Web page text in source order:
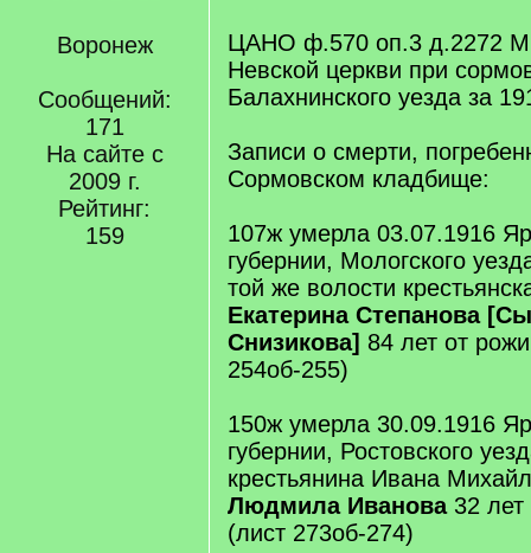
Воронеж
Сообщений:
171
На сайте с
2009 г.
Рейтинг:
159
ЦАНО ф.570 оп.3 д.2272
Невской церкви при
Балахнинского уезда за
Записи о смерти,
Сормовском кладбище:
107ж умерла 03.07.1916
губернии, Мологского
той же волости
Екатерина Степанова
Снизикова] 84 лет от
254об-255)
150ж умерла 30.09.1916
губернии, Ростовского
крестьянина Ивана
Людмила Иванова32 лет
(лист 273об-274)